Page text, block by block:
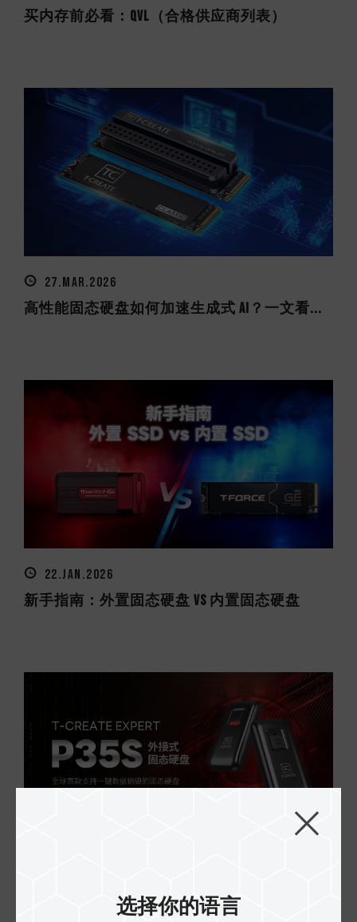
买内存前必看：QVL（合格供应商列表）
27.MAR.2026
高性能固态硬盘如何加速生成式 AI？一文看...
22.JAN.2026
新手指南：外置固态硬盘 vs 内置固态硬盘
选择你的语言